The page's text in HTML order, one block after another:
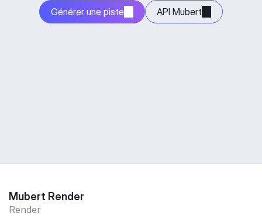
Générer une piste API Mubert
Mubert Render
Render